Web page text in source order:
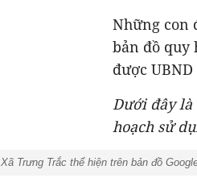
Những con
bản đồ quy
được
Dưới đây là
hoạch sử
Xã Trưng Trắc thể hiện trên bản đồ